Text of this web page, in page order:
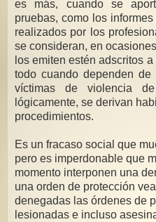
es más, cuando se
pruebas, como los
realizados por los
se consideran, en
los emiten estén adscritos
todo cuando dependen
víctimas de violencia
lógicamente, se derivan
procedimientos.
Es un fracaso social que
pero es imperdonable que
momento interponen una
una orden de protección
denegadas las órdenes de
lesionadas e incluso